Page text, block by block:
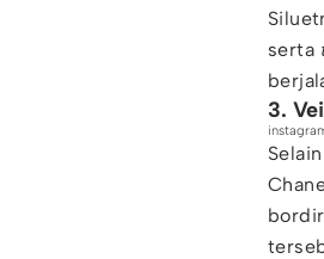
serta
3.